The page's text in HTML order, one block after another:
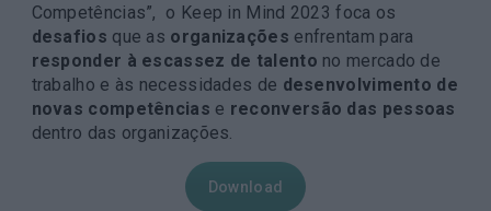
Competências”, o Keep in Mind 2023 foca os
desafios que as organizações enfrentam para
responder à escassez de talento no mercado de
trabalho e às necessidades de desenvolvimento de
novas competências e reconversão das pessoas
dentro das organizações.
Download